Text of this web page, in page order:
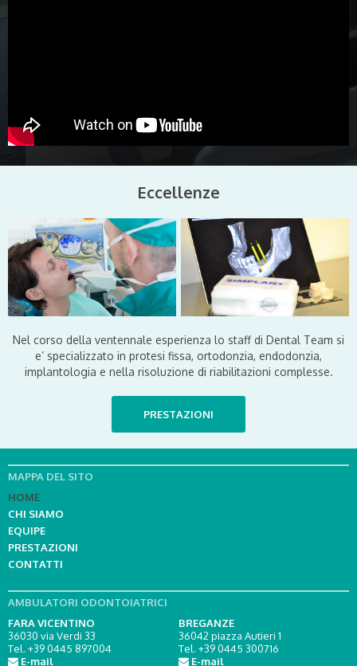
Eccellenze
Nel corso della ventennale esperienza lo staff di Dental Team si
e’ specializzato in protesi fissa, ortodonzia, endodonzia,
implantologia e nella risoluzione di riabilitazioni complesse.
PRESTAZIONI
MAPPA DEL SITO
HOME
CHI SIAMO
EQUIPE
PRESTAZIONI
CONTATTI
AMBULATORI ODONTOIATRICI
FARA VICENTINO
36030 via Verdi 33
Tel. +39 0445 897004
E-mail
BREGANZE
36042 piazza Autieri 1
Tel. +39 0445 300716
E-mail